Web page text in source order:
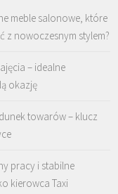
meble salonowe, które
z nowoczesnym stylem?
– idealne
okazję
towarów – klucz
pracy i stabilne
kierowca Taxi